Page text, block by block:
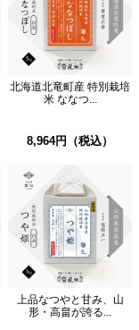
北海道北竜町産 特別栽培
米 ななつ...
8,964円（税込）
上品なつやと甘み、山
形・高畠が誇る...